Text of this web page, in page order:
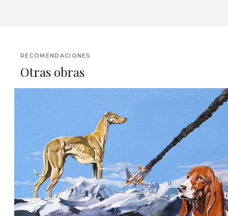
RECOMENDACIONES
Otras obras